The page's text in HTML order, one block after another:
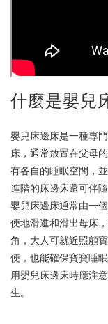
什麼是嬰兒
嬰兒床邊床是一種專
床，通常放置在父母
有各自的睡眠空間，
進階的床邊床還可伴
嬰兒床邊床通常由一
便地滑進和滑出母床
角，大人可就近照顧
便，也能確保寶寶睡
用嬰兒床邊床時應注
生。